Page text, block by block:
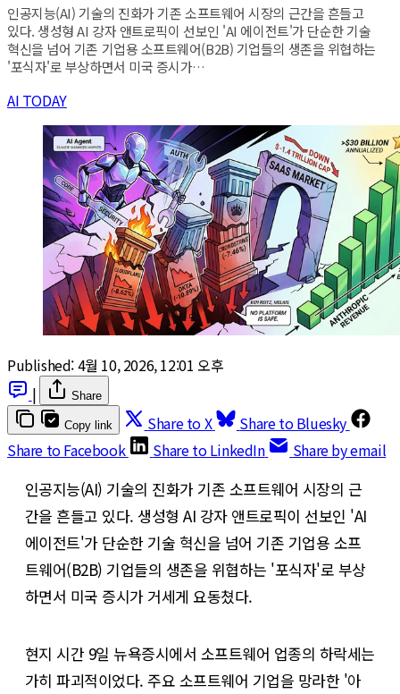
인공지능(AI) 기술의 진화가 기존 소프트웨어 시장의 근간을 흔들고
있다. 생성형 AI 강자 앤트로픽이 선보인 'AI 에이전트'가 단순한 기술
혁신을 넘어 기존 기업용 소프트웨어(B2B) 기업들의 생존을 위협하는
'포식자'로 부상하면서 미국 증시가…
AI TODAY
Published:4월 10, 2026, 12:01 오후
|
Share
Copy link Share to X
Share to Bluesky
Share to Facebook
Share to LinkedIn Share by email
인공지능(AI) 기술의 진화가 기존 소프트웨어 시장의 근
간을 흔들고 있다. 생성형 AI 강자 앤트로픽이 선보인 'AI
에이전트'가 단순한 기술 혁신을 넘어 기존 기업용 소프
트웨어(B2B) 기업들의 생존을 위협하는 '포식자'로 부상
하면서 미국 증시가 거세게 요동쳤다.
현지 시간 9일 뉴욕증시에서 소프트웨어 업종의 하락세는
가히 파괴적이었다. 주요 소프트웨어 기업을 망라한 '아